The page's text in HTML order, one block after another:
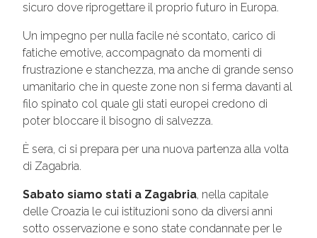
sicuro dove riprogettare il proprio futuro in Europa.
Un impegno per nulla facile né scontato, carico di
fatiche emotive, accompagnato da momenti di
frustrazione e stanchezza, ma anche di grande senso
umanitario che in queste zone non si ferma davanti al
filo spinato col quale gli stati europei credono di
poter bloccare il bisogno di salvezza.
È sera, ci si prepara per una nuova partenza alla volta
di Zagabria.
Sabato siamo stati a Zagabria, nella capitale
delle Croazia le cui istituzioni sono da diversi anni
sotto osservazione e sono state condannate per le